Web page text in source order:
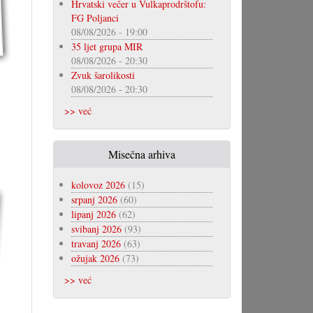
Hrvatski večer u Vulkaprodrštofu:
FG Poljanci
08/08/2026 - 19:00
35 ljet grupa MIR
08/08/2026 - 20:30
Zvuk šarolikosti
08/08/2026 - 20:30
>> već
Misečna arhiva
kolovoz 2026(15)
srpanj 2026(60)
lipanj 2026(62)
svibanj 2026(93)
travanj 2026(63)
ožujak 2026(73)
>> već